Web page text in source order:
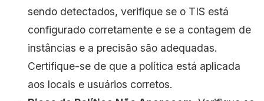
sendo detectados, verifique se o TIS está
configurado corretamente e se a contagem de
instâncias e a precisão são adequadas.
Certifique-se de que a política está aplicada
aos locais e usuários corretos.